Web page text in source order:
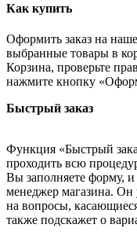
Как купить
Оформить заказ на
выбранные товары в
Корзина, проверьте
нажмите кнопку
Быстрый заказ
Функция «Быстрый
проходить всю
Вы заполняете форму, и
менеджер магазина. Он
на вопросы,
также подскажет о